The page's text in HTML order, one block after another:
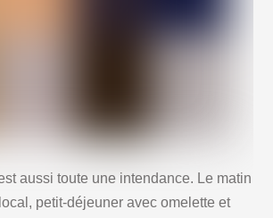
aussi toute une intendance. Le matin
petit-déjeuner avec omelette et